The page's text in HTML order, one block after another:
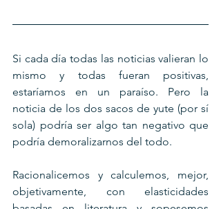
Si cada día todas las noticias valieran lo
mismo y todas fueran positivas,
estaríamos en un paraíso. Pero la
noticia de los dos sacos de yute (por sí
sola) podría ser algo tan negativo que
podría demoralizarnos del todo.
Racionalicemos y calculemos, mejor,
objetivamente, con elasticidades